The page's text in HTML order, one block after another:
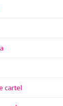
cartel